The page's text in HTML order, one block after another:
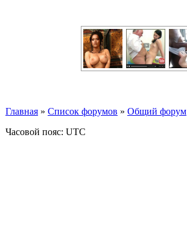
Главная » Список форумов » Общий форум
Часовой пояс: UTC